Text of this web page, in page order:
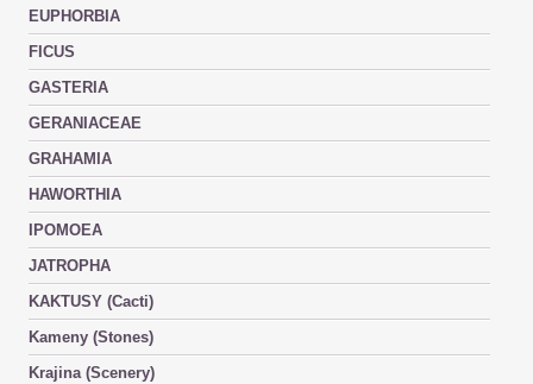
EUPHORBIA
FICUS
GASTERIA
GERANIACEAE
GRAHAMIA
HAWORTHIA
IPOMOEA
JATROPHA
KAKTUSY (Cacti)
Kameny (Stones)
Krajina (Scenery)